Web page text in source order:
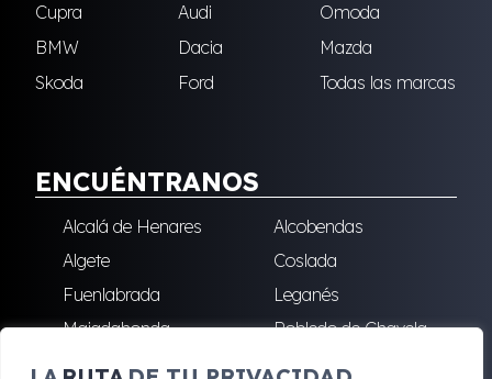
Cupra
Audi
Omoda
BMW
Dacia
Mazda
Skoda
Ford Todas las marcas
ENCUÉNTRANOS
Alcalá de Henares
Alcobendas
Algete
Coslada
Fuenlabrada
Leganés
Majadahonda
Robledo de Chavela